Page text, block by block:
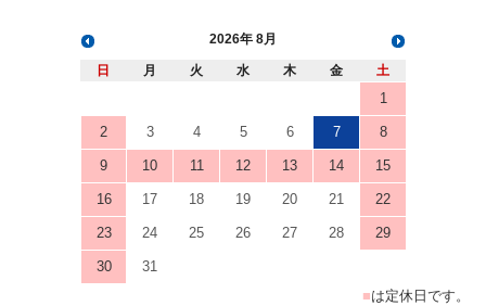
2026 8月
日 月 火 水 木 金 土
1
2 3 4 5 6 7 8
9 10 11 12 13 14 15
16 17 18 19 20 21 22
23 24 25 26 27 28 29
30
31
■は定休日です。